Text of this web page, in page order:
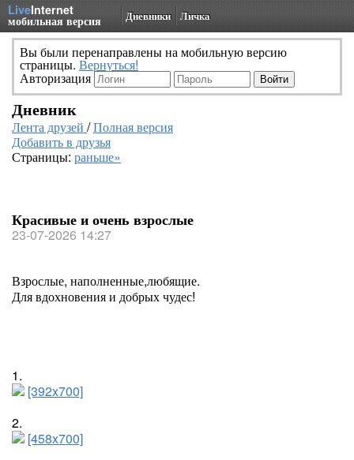
LiveInternet
мобильная версия Дневники Личка
Вы были перенаправлены на мобильную версию
страницы. Вернуться!
Авторизация
Дневник
Лента друзей /Полная версия
Добавить в друзья
Страницы: раньше»
Красивые и очень взрослые
23-07-2026 14:27
Взрослые, наполненные,любящие.
Для вдохновения и добрых чудес!
1.
[392x700]
2.
[458x700]